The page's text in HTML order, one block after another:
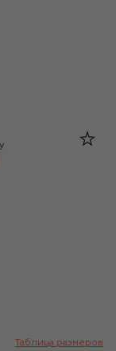
Таблица размеров